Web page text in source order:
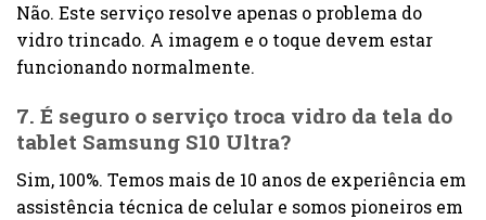
Não. Este serviço resolve apenas o problema do
vidro trincado. A imagem e o toque devem estar
funcionando normalmente.
7. É seguro o serviço troca vidro da tela do
tablet Samsung S10 Ultra?
Sim, 100%. Temos mais de 10 anos de experiência em
assistência técnica de celular e somos pioneiros em